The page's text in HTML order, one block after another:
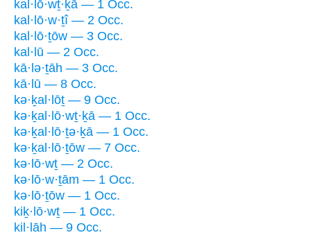
kal·lō·wṯ·ḵā — 1 Occ.
kal·lō·w·ṯî — 2 Occ.
kal·lō·ṯōw — 3 Occ.
kal·lū — 2 Occ.
kā·lə·ṯāh — 3 Occ.
kā·lū — 8 Occ.
kə·ḵal·lōṯ — 9 Occ.
kə·ḵal·lō·wṯ·ḵā — 1 Occ.
kə·ḵal·lō·ṯə·ḵā — 1 Occ.
kə·ḵal·lō·ṯōw — 7 Occ.
kə·lō·wṯ — 2 Occ.
kə·lō·w·ṯām — 1 Occ.
kə·lō·ṯōw — 1 Occ.
kiḵ·lō·wṯ — 1 Occ.
kil·lāh — 9 Occ.